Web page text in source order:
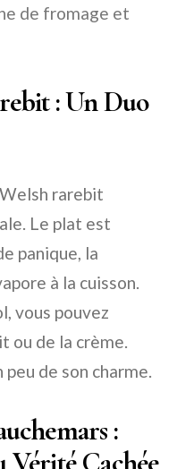
de fromage et
: Un Duo
rarebit
Le plat est
panique, la
à la cuisson.
vous pouvez
ou de la crème.
de son charme.
: